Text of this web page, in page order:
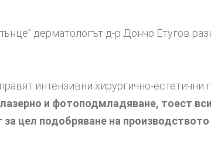
дерматологът д-р Дончо Етугов
интензивни хирургично-естетични
и фотоподмладяване, тоест
цел подобряване на производството